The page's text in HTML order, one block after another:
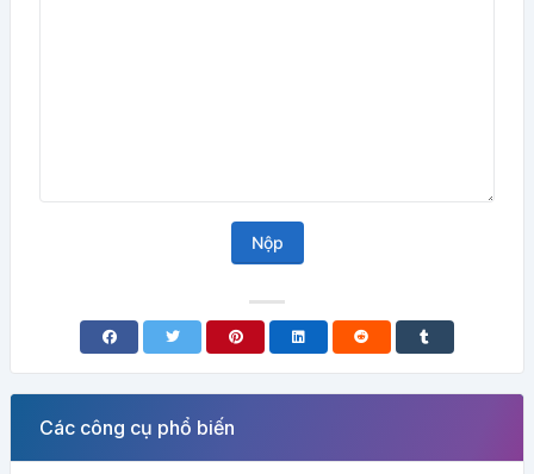
Nộp
Các công cụ phổ biến